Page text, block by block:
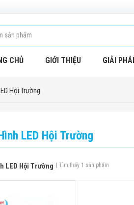
CHỦ GIỚI THIỆU GIẢI
Hội Trường
LED Hội Trường
LED Hội Trường | Tìm thấy 1 sản phẩm